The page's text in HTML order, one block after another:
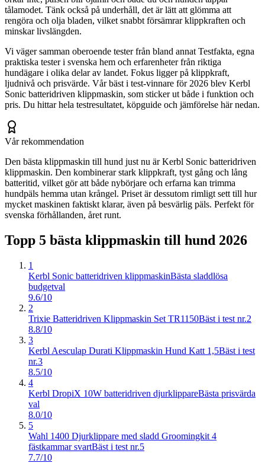
tålamodet. Tänk också på underhåll, det är lätt att glömma att
rengöra och olja bladen, vilket snabbt försämrar klippkraften och
minskar livslängden.
Vi väger samman oberoende tester från bland annat Testfakta, egna
praktiska tester i svenska hem och erfarenheter från riktiga
hundägare i olika delar av landet. Fokus ligger på klippkraft,
ljudnivå och prisvärde. Vår bäst i test-vinnare för 2026 blev Kerbl
Sonic batteridriven klippmaskin, som sticker ut både i funktion och
pris. Du hittar hela testresultatet, köpguide och jämförelse här nedan.
Vår rekommendation
Den bästa klippmaskin till hund just nu är Kerbl Sonic batteridriven
klippmaskin. Den kombinerar stark klippkraft, tyst gång och lång
batteritid, vilket gör att både nybörjare och erfarna kan trimma
hundpäls hemma utan krångel. Priset är dessutom rimligt sett till hur
mycket maskinen faktiskt klarar, även på besvärlig päls. Perfekt för
svenska förhållanden, året runt.
Topp 5 bästa klippmaskin till hund 2026
1
Kerbl Sonic batteridriven klippmaskinBästa sladdlösa
budgetval
9.6/10
2
Trixie Batteridriven Klippmaskin Set TR1150Bäst i test nr.2
8.8/10
3
Kerbl Aesculap Durati Klippmaskin Hund Katt 1,5Bäst i test
nr.3
8.5/10
4
Kerbl DropiX 10W batteridriven djurklippareBästa prisvärda
val
8.0/10
5
Wahl 1400 Djurklippare med sladd Groomingkit 4
fästkammar svartBäst i test nr.5
7.7/10